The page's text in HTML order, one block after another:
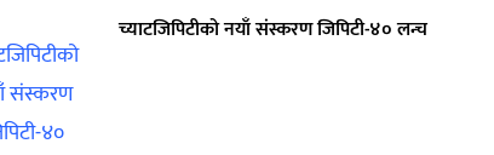
च्याटजिपिटीको नयाँ संस्करण जिपिटी-४० लन्च